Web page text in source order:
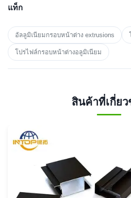
แท็ก
อัลลูมิเนียมกรอบหน้าต่าง extrusions
โปรไฟล์กรอบหน้าต่างอลูมิเนียม
สินค้าที่เกี่ยว